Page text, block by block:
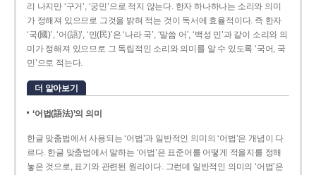
리 나지만 ‘구거’, ‘궁민’으로 적지 않는다. 한자 하나하나는 소리와 의미
가 정해져 있으므로 그것을 밝혀 적는 것이 독서에 효율적이다. 즉 한자
‘국(國)’, ‘어(語)’, ‘민(民)’은 ‘나라 국’, ‘말씀 어’, ‘백성 민’과 같이 소리와 의
미가 정해져 있으므로 그 독립적인 소리와 의미를 알 수 있도록 ‘국어, 국
민’으로 적는다.
더 알아보기
‘어법(語法)’의 의미
한글 맞춤법에서 사용되는 ‘어법’과 일반적인 의미의 ‘어법’은 개념이 다
르다. 한글 맞춤법에서 말하는 ‘어법’은 표준어를 어떻게 적을지를 정해
놓은 것으로, 표기와 관련된 원리이다. 그런데 일반적인 의미의 ‘어법’은